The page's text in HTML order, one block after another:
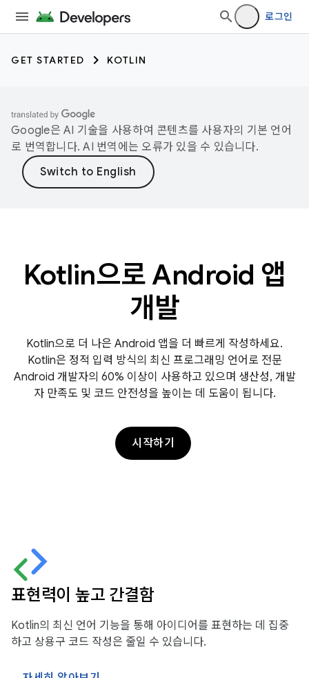
로그인
GET STARTED KOTLIN
Google은 AI 기술을 사용하여 콘텐츠를 사용자의 기본 언어
로 번역합니다. AI 번역에는 오류가 있을 수 있습니다.
Kotlin으로 Android 앱
개발
Kotlin으로 더 나은 Android 앱을 더 빠르게 작성하세요.
Kotlin은 정적 입력 방식의 최신 프로그래밍 언어로 전문
Android 개발자의 60% 이상이 사용하고 있으며 생산성, 개발
자 만족도 및 코드 안전성을 높이는 데 도움이 됩니다.
시작하기
표현력이 높고 간결함
Kotlin의 최신 언어 기능을 통해 아이디어를 표현하는 데 집중
하고 상용구 코드 작성은 줄일 수 있습니다.